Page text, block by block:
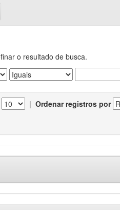
o resultado de busca.
| Ordenar registros por